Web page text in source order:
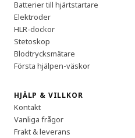
Batterier till hjärtstartare
Elektroder
HLR-dockor
Stetoskop
Blodtrycksmätare
Första hjälpen-väskor
HJÄLP & VILLKOR
Kontakt
Vanliga frågor
Frakt & leverans